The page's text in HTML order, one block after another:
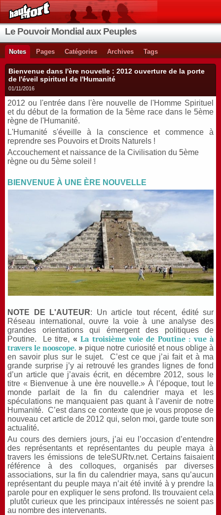
Le Pouvoir Mondial aux Peuples
Notes Pages Catégories Archives Tags
Bienvenue dans l'ère nouvelle : 2012 ouverture de la porte
de l'éveil spirituel de l'Humanité
01/11/2016
2012 ou l'entrée dans l'ère nouvelle de l'Homme Spirituel
et du début de la formation de la 5ème race dans le 5ème
règne de l'Humanité.
L'Humanité s'éveille à la conscience et commence à
reprendre ses Pouvoirs et Droits Naturels !
Accouchement et naissance de la Civilisation du 5ème
règne ou du 5ème soleil !
BIENVENUE À UNE ÈRE NOUVELLE
NOTE DE L'AUTEUR: Un article tout récent, édité sur
Réseau international, ouvre la voie à une analyse des
grandes orientations qui émergent des politiques de
Poutine.
Le titre, «La troisième voie de Poutine : vue à
travers le nooscope. » pique notre curiosité et nous oblige à
en savoir plus sur le sujet.
C’est ce que j’ai fait et à ma
grande surprise j’y ai retrouvé les grandes lignes de fond
d’un article que j’avais écrit, en décembre 2012, sous le
titre « Bienvenue à une ère nouvelle.» À l’époque, tout le
monde parlait de la fin du calendrier maya et les
spéculations ne manquaient pas quant à l’avenir de notre
Humanité.
C’est dans ce contexte que je vous propose de
nouveau cet article de 2012 qui, selon moi, garde toute son
actualité.
Au cours des derniers jours, j’ai eu l’occasion d’entendre
des représentants et représentantes du peuple maya à
travers les émissions de teleSURtv.net. Certains faisaient
référence à des colloques, organisés par diverses
associations, sur la fin du calendrier maya, sans qu’aucun
représentant du peuple maya n’ait été invité à y prendre la
parole pour en expliquer le sens profond. Ils trouvaient cela
plutôt curieux que les principaux intéressés ne soient pas
au nombre des intervenants.